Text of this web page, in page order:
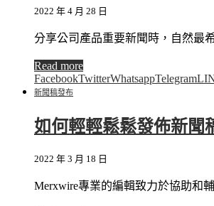
2022 年 4 月 28 日
分享公司產品重要新聞時，自然最
Read more
FacebookTwitterWhatsappTelegram
新聞稿發布
如何輕輕鬆鬆發佈新聞
2022 年 3 月 18 日
Merxwire專業的編輯致力於協助和